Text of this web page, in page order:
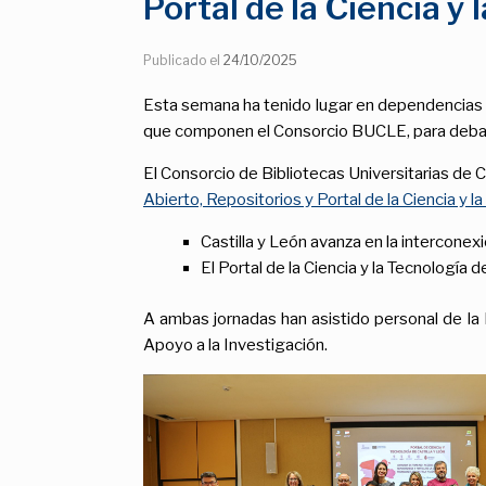
Publicado el 24/10/2025
Esta semana ha tenido lugar en
que componen el Consorcio BUCLE, para
El Consorcio de Bibliotecas Universitarias de
Abierto, Repositorios y Portal de la Ciencia y
Castilla y León avanza en la
El Portal de la Ciencia y la Tecnología
A ambas jornadas han asistido personal de
Apoyo a la Investigación.